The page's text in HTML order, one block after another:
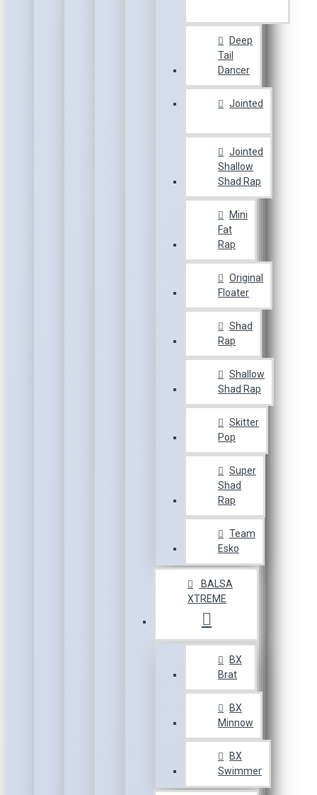
Deep
Tail
Dancer
Jointed
Jointed
Shallow
Shad Rap
Mini
Fat
Rap
Original
Floater
Shad
Rap
Shallow
Shad Rap
Skitter
Pop
Super
Shad
Rap
Team
Esko
BALSA
XTREME
BX
Brat
BX
Minnow
BX
Swimmer